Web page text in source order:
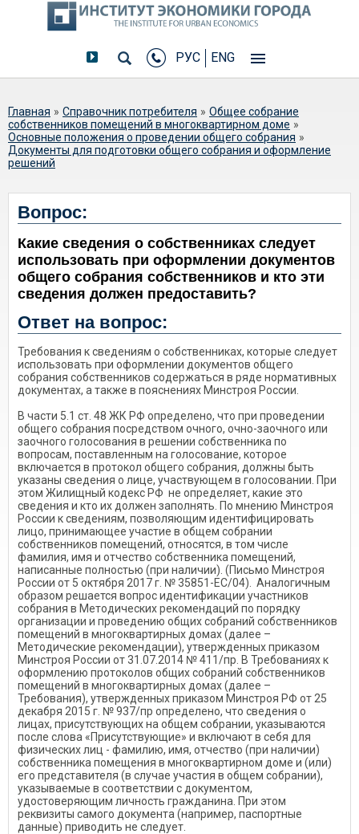
РУС ENG
Вы здесь
Главная » Справочник потребителя » Общее собрание
собственников помещений в многоквартирном доме »
Основные положения о проведении общего собрания »
Документы для подготовки общего собрания и оформление
решений
Какие сведения о собственниках
следует использовать при
оформлении документов общего
собрания собственников и кто эти
сведения должен предоставить?
Вопрос:
Какие сведения о собственниках следует
использовать при оформлении документов
общего собрания собственников и кто эти
сведения должен предоставить?
Ответ на вопрос:
Требования к сведениям о собственниках, которые следует
использовать при оформлении документов общего
собрания собственников содержаться в ряде нормативных
документах, а также в пояснениях Минстроя России.
В части 5.1 ст. 48 ЖК РФ определено, что при проведении
общего собрания посредством очного, очно-заочного или
заочного голосования в решении собственника по
вопросам, поставленным на голосование, которое
включается в протокол общего собрания, должны быть
указаны сведения о лице, участвующем в голосовании. При
этом Жилищный кодекс РФ не определяет, какие это
сведения и кто их должен заполнять. По мнению Минстроя
России к сведениям, позволяющим идентифицировать
лицо, принимающее участие в общем собрании
собственников помещений, относятся, в том числе
фамилия, имя и отчество собственника помещений,
написанные полностью (при наличии). (Письмо Минстроя
России от 5 октября 2017 г. № 35851-ЕС/04). Аналогичным
образом решается вопрос идентификации участников
собрания в Методических рекомендаций по порядку
организации и проведению общих собраний собственников
помещений в многоквартирных домах (далее –
Методические рекомендации), утвержденных приказом
Минстроя России от 31.07.2014 № 411/пр. В Требованиях к
оформлению протоколов общих собраний собственников
помещений в многоквартирных домах (далее –
Требования), утвержденных приказом Минстроя РФ от 25
декабря 2015 г. № 937/пр определено, что сведения о
лицах, присутствующих на общем собрании, указываются
после слова «Присутствующие» и включают в себя для
физических лиц - фамилию, имя, отчество (при наличии)
собственника помещения в многоквартирном доме и (или)
его представителя (в случае участия в общем собрании),
указываемые в соответствии с документом,
удостоверяющим личность гражданина. При этом
реквизиты самого документа (например, паспортные
данные) приводить не следует.